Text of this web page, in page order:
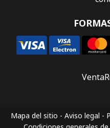
Venta
Mapa del sitio - Aviso legal -